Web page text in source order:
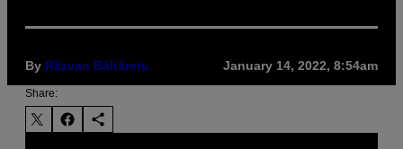
By Răzvan Băltărețu January 14, 2022, 8:54am
Share: